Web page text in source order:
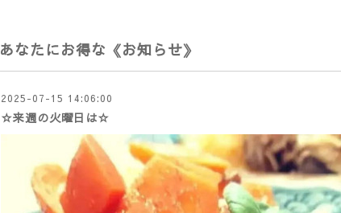
あなたにお得な《お知らせ》
2025-07-15 14:06:00
☆来週の火曜日は☆